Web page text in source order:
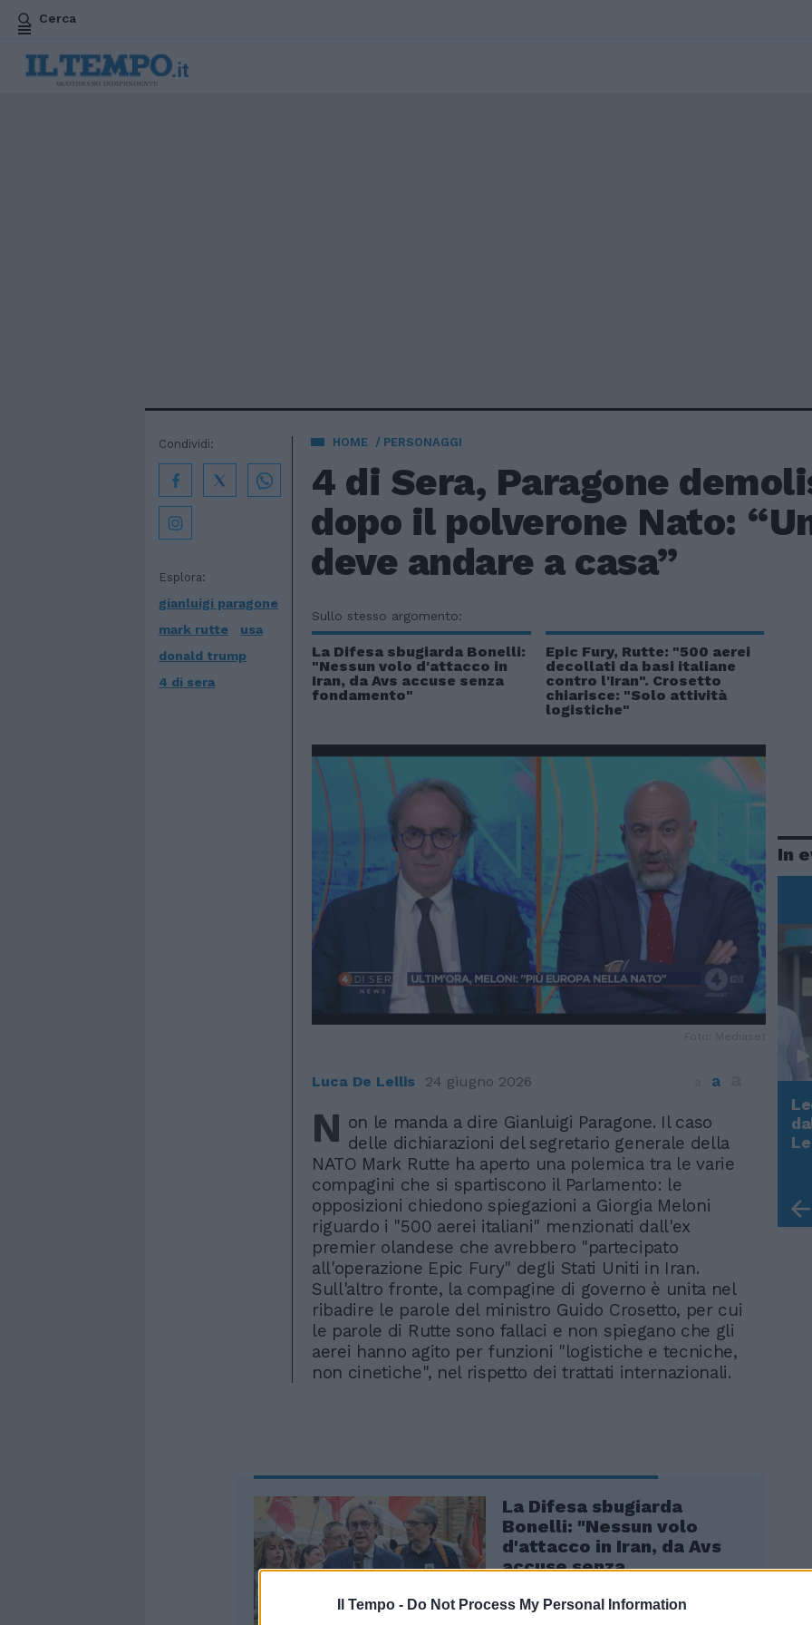
Il Tempo - Do Not Process My Personal Information
Cerca
HOME PERSONAGGI
4 di Sera, Paragone
dopo il polverone Nato:
deve andare a casa”
Esplora:
gianluigi paragone
mark rutte
usa
donald trump
4 di sera
Condividi:
Sullo stesso argomento:
La Difesa sbugiarda Bonelli:
"Nessun volo d'attacco in
Iran, da Avs accuse senza
fondamento"
Epic Fury, Rutte: "500 aerei
decollati da basi italiane
contro l'Iran". Crosetto
chiarisce: "Solo attività
logistiche"
Luca De Lellis 24 giugno 2026 a
N on le manda a dire Gianluigi Paragone. Il caso
delle dichiarazioni del segretario generale della
NATO Mark Rutte ha aperto una polemica tra le varie
compagini che si spartiscono il Parlamento: le
opposizioni chiedono spiegazioni a Giorgia Meloni
riguardo i "500 aerei italiani" menzionati dall'ex
premier olandese che avrebbero "partecipato
all'operazione Epic Fury" degli Stati Uniti in Iran.
Sull'altro fronte, la compagine di governo è unita nel
ribadire le parole del ministro Guido Crosetto, per cui
le parole di Rutte sono fallaci e non spiegano che gli
aerei hanno agito per funzioni "logistiche e tecniche,
non cinetiche", nel rispetto dei trattati internazionali.
La Difesa sbugiarda
Bonelli: "Nessun volo
d'attacco in Iran, da Avs
accuse senza
In
Rudy Giuliani a Come States?
Trump, Meloni e la strategia
americana